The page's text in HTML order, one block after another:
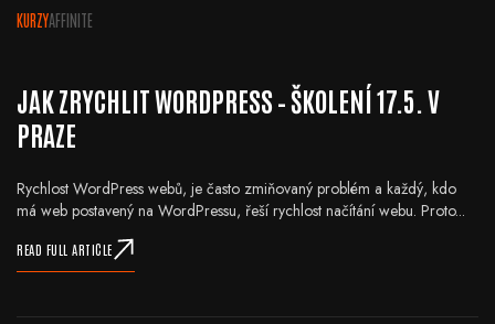
KURZYAFFINITE
JAK ZRYCHLIT WORDPRESS – ŠKOLENÍ 17.5. V
PRAZE
Rychlost WordPress webů, je často zmiňovaný problém a každý, kdo
má web postavený na WordPressu, řeší rychlost načítání webu. Proto...
READ FULL ARTICLE